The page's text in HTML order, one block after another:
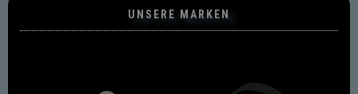
UNSERE MARKEN